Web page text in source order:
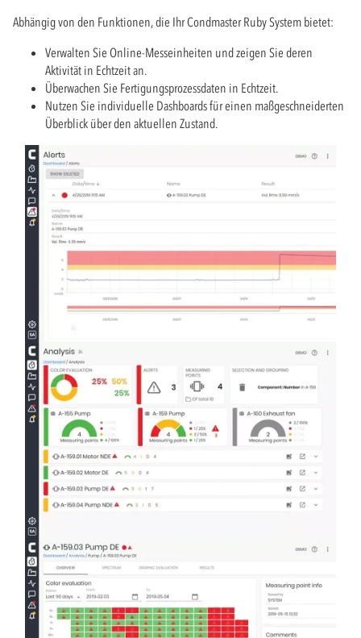
Abhängig von den Funktionen, die Ihr Condmaster Ruby System bietet:
Verwalten Sie Online-Messeinheiten und zeigen Sie deren
Aktivität in Echtzeit an.
Überwachen Sie Fertigungsprozessdaten in Echtzeit.
Nutzen Sie individuelle Dashboards für einen maßgeschneiderten
Überblick über den aktuellen Zustand.